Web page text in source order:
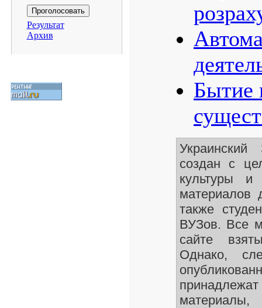
Результат
Архив
Бытие
создан с
культуры и
материалов
также
ВУЗов. Все
сайте
Однако,